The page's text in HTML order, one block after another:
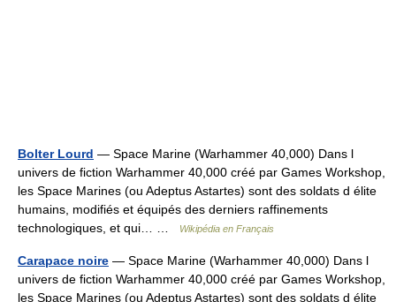
Bolter Lourd — Space Marine (Warhammer 40,000) Dans l
univers de fiction Warhammer 40,000 créé par Games Workshop,
les Space Marines (ou Adeptus Astartes) sont des soldats d élite
humains, modifiés et équipés des derniers raffinements
technologiques, et qui… …
Wikipédia en Français
Carapace noire — Space Marine (Warhammer 40,000) Dans l
univers de fiction Warhammer 40,000 créé par Games Workshop,
les Space Marines (ou Adeptus Astartes) sont des soldats d élite